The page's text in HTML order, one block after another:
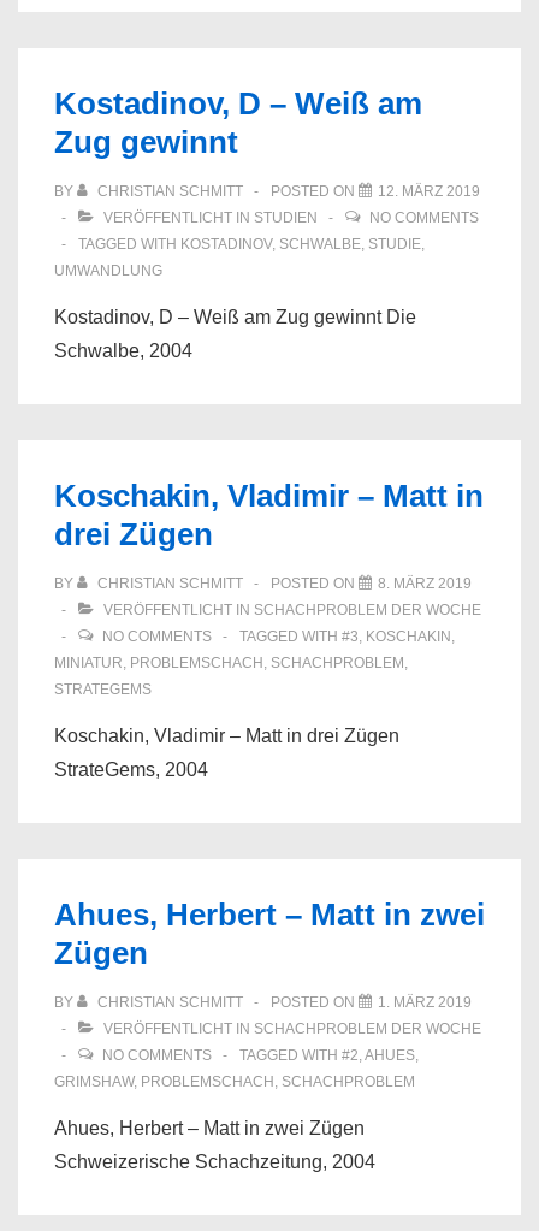
Kostadinov, D – Weiß am
Zug gewinnt
BY CHRISTIAN SCHMITT POSTED ON
12. MÄRZ 2019
VERÖFFENTLICHT IN STUDIEN
NO COMMENTS
TAGGED WITH KOSTADINOV, SCHWALBE, STUDIE,
UMWANDLUNG
Kostadinov, D – Weiß am Zug gewinnt Die
Schwalbe, 2004
Koschakin, Vladimir – Matt in
drei Zügen
BY CHRISTIAN SCHMITT POSTED ON
8. MÄRZ 2019
VERÖFFENTLICHT IN SCHACHPROBLEM DER WOCHE
NO COMMENTS
TAGGED WITH #3, KOSCHAKIN ,
MINIATUR, PROBLEMSCHACH , SCHACHPROBLEM ,
STRATEGEMS
Koschakin, Vladimir – Matt in drei Zügen
StrateGems, 2004
Ahues, Herbert – Matt in zwei
Zügen
BY CHRISTIAN SCHMITT POSTED ON
1. MÄRZ 2019
VERÖFFENTLICHT IN SCHACHPROBLEM DER WOCHE
NO COMMENTS
TAGGED WITH #2,AHUES,
GRIMSHAW, PROBLEMSCHACH , SCHACHPROBLEM
Ahues, Herbert – Matt in zwei Zügen
Schweizerische Schachzeitung, 2004